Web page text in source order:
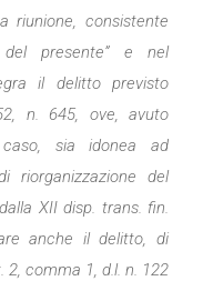
riunione, consistente
presente” e nel
il delitto previsto
n. 645, ove, avuto
sia idonea ad
riorganizzazione del
XII disp. trans. fin.
anche il delitto, di
2, comma 1, d.l. n. 122